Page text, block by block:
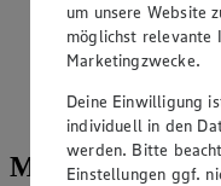
Meine Märkte
um unsere Website
möglichst relevante
Marketingzwecke.
Deine Einwilligung
individuell in den
werden. Bitte
Einstellungen ggf.